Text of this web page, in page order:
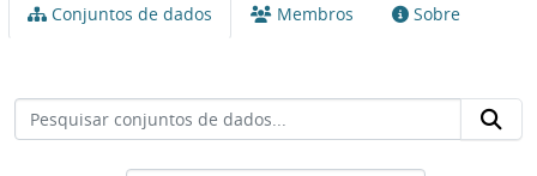
Conjuntos de dados Membros Sobre